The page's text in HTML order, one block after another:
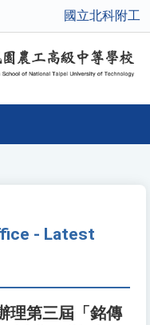
國立北科附工
- Latest
理第三屆「銘傳